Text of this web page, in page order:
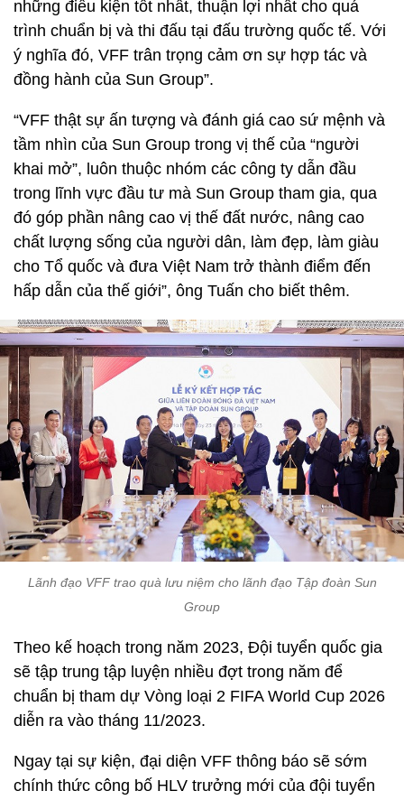
những điều kiện tốt nhất, thuận lợi nhất cho quá
trình chuẩn bị và thi đấu tại đấu trường quốc tế. Với
ý nghĩa đó, VFF trân trọng cảm ơn sự hợp tác và
đồng hành của Sun Group”.
“VFF thật sự ấn tượng và đánh giá cao sứ mệnh và
tầm nhìn của Sun Group trong vị thế của “người
khai mở”, luôn thuộc nhóm các công ty dẫn đầu
trong lĩnh vực đầu tư mà Sun Group tham gia, qua
đó góp phần nâng cao vị thế đất nước, nâng cao
chất lượng sống của người dân, làm đẹp, làm giàu
cho Tổ quốc và đưa Việt Nam trở thành điểm đến
hấp dẫn của thế giới”, ông Tuấn cho biết thêm.
Lãnh đạo VFF trao quà lưu niệm cho lãnh đạo Tập đoàn Sun
Group
Theo kế hoạch trong năm 2023, Đội tuyển quốc gia
sẽ tập trung tập luyện nhiều đợt trong năm để
chuẩn bị tham dự Vòng loại 2 FIFA World Cup 2026
diễn ra vào tháng 11/2023.
Ngay tại sự kiện, đại diện VFF thông báo sẽ sớm
chính thức công bố HLV trưởng mới của đội tuyển